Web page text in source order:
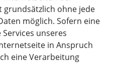
ohne jede
möglich. Sofern eine
unseres
in Anspruch
eine Verarbeitung